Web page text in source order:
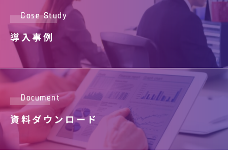
Case Study
導入事例
Document
資料ダウンロード